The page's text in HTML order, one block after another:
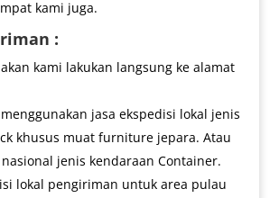
kami juga.
:
kami lakukan langsung ke alamat
jasa ekspedisi lokal jenis
khusus muat furniture jepara. Atau
jenis kendaraan Container.
lokal pengiriman untuk area pulau